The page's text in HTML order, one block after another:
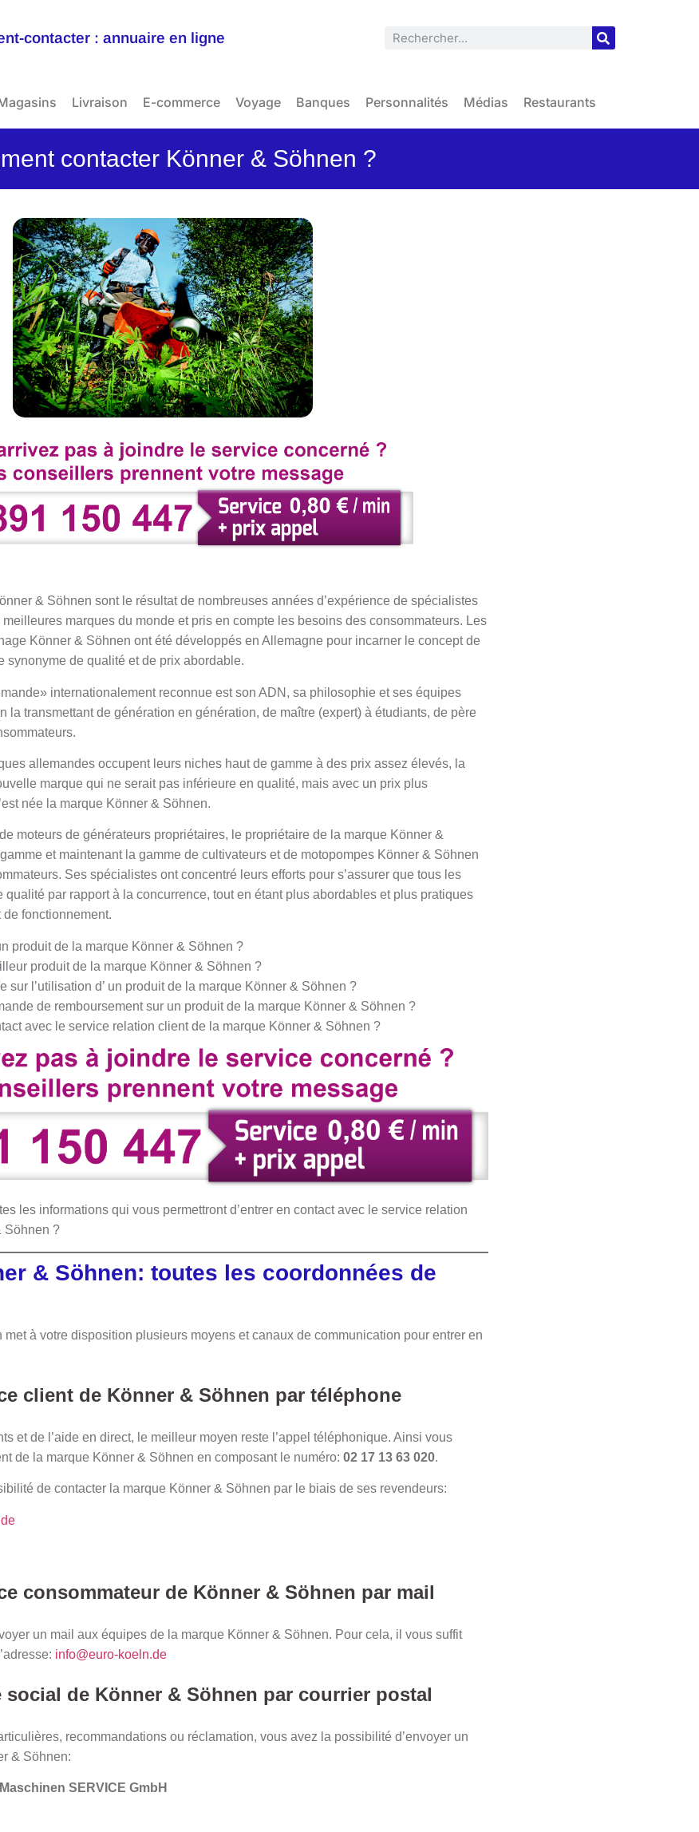
contacter : annuaire en ligne
Livraison E-commerce Voyage Banques Personnalités Médias Restaurants
contacter Könner & Söhnen ?
& Söhnen sont le résultat de nombreuses années d’expérience de spécialistes
marques du monde et pris en compte les besoins des consommateurs. Les
Könner & Söhnen ont été développés en Allemagne pour incarner le concept de
synonyme de qualité et de prix abordable.
internationalement reconnue est son ADN, sa philosophie et ses équipes
la transmettant de génération en génération, de maître (expert) à étudiants, de père
allemandes occupent leurs niches haut de gamme à des prix assez élevés, la
marque qui ne serait pas inférieure en qualité, mais avec un prix plus
née la marque Könner & Söhnen.
moteurs de générateurs propriétaires, le propriétaire de la marque Könner &
et maintenant la gamme de cultivateurs et de motopompes Könner & Söhnen
Ses spécialistes ont concentré leurs efforts pour s’assurer que tous les
qualité par rapport à la concurrence, tout en étant plus abordables et plus pratiques
fonctionnement.
produit de la marque Könner & Söhnen ?
produit de la marque Könner & Söhnen ?
sur l’utilisation d’ un produit de la marque Könner & Söhnen ?
de remboursement sur un produit de la marque Könner & Söhnen ?
avec le service relation client de la marque Könner & Söhnen ?
les informations qui vous permettront d’entrer en contact avec le service relation
Söhnen ?
& Söhnen: toutes les coordonnées de
met à votre disposition plusieurs moyens et canaux de communication pour entrer en
client de Könner & Söhnen par téléphone
et de l’aide en direct, le meilleur moyen reste l’appel téléphonique. Ainsi vous
de la marque Könner & Söhnen en composant le numéro: 02 17 13 63 020.
de contacter la marque Könner & Söhnen par le biais de ses revendeurs:
consommateur de Könner & Söhnen par mail
un mail aux équipes de la marque Könner & Söhnen. Pour cela, il vous suffit
info@euro-koeln.de
social de Könner & Söhnen par courrier postal
recommandations ou réclamation, vous avez la possibilité d’envoyer un
& Söhnen:
SERVICE GmbH